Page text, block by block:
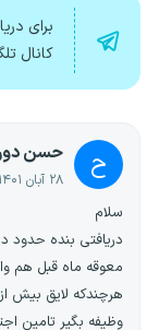
برای
کانال
ح حسن
۲۸ آبان ۱۴۰۱، ۱۹:۳۰
سلام
دریافتی بنده
معوقه ماه قبل هم
هرچندکه لایق بیش
وظیفه بگیر تامین